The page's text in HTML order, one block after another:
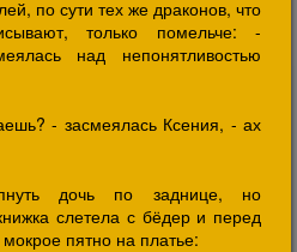
по сути тех же драконов, что
только помельче: -
над непонятливостью
- засмеялась Ксения, - ах
дочь по заднице, но
слетела с бёдер и перед
пятно на платье: